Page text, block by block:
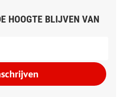
HOOGTE BLIJVEN VAN